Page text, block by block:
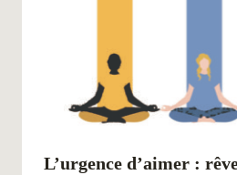
L’urgence d’aimer :